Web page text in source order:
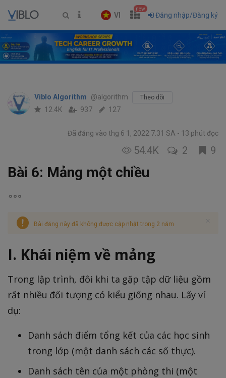
VI
new
Đăng nhập/Đăng ký
Viblo Algorithm @algorithm Theo dõi
12.4K 937 127
Đã đăng vào thg 6 1, 2022 7:31 SA 13 phút đọc
54.4K 2 9
Bài 6: Mảng một chiều
Bài đăng này đã không được cập nhật trong 2 năm
I. Khái niệm về mảng
Trong lập trình, đôi khi ta gặp tập dữ liệu gồm
rất nhiều đối tượng có kiểu giống nhau. Lấy ví
dụ:
Danh sách điểm tổng kết của các học sinh
trong lớp (một danh sách các số thực).
Danh sách tên của một phòng thi (một